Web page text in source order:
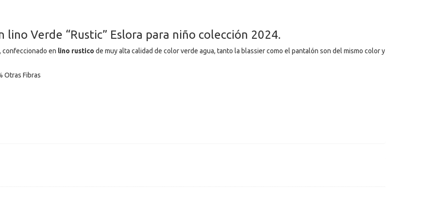
Verde “Rustic” Eslora para niño colección 2024.
, confeccionado en lino rustico de muy alta calidad de color verde agua, tanto la blassier como el pantalón son del mismo color y
Otras Fibras